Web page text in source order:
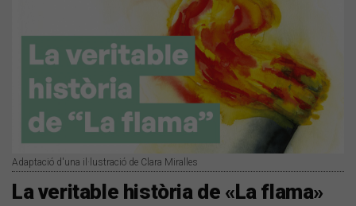
Adaptació d'una il·lustració de Clara Miralles
La veritable història de «La flama»